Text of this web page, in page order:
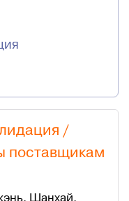
/
поставщикам
Шанхай.